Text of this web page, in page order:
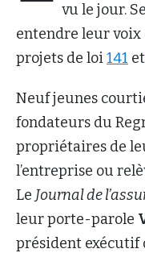
vu le jour.
entendre leur voix
projets de loi141 et
Neuf jeunes
fondateurs du
propriétaires de
l’entreprise ou
Le Journal de
leur porte-parole
président exécutif